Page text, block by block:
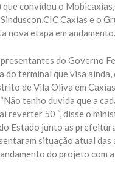
convidou o
Caxias e o
nova etapa em andamento.
do Governo
do terminal que visa ainda,
de Vila Oliva em Caxias
tenho duvida que a
reverter 50 “, disse o
Estado junto as
situação atual das
do projeto com